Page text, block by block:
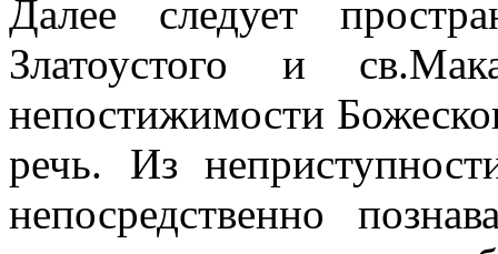
Далее следует
Златоустого и
непостижимости
речь. Из
непосредственно